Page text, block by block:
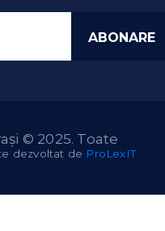
© 2025. Toate
dezvoltat de ProLexIT